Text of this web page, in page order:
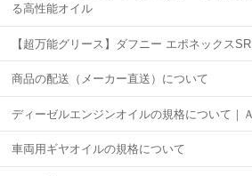
る高性能オイル
【超万能グリース】ダフニー エポネックスSR
商品の配送（メーカー直送）について
ディーゼルエンジンオイルの規格について｜
車両用ギヤオイルの規格について